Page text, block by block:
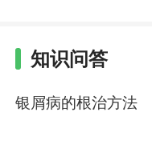
知识问答
银屑病的根治方法